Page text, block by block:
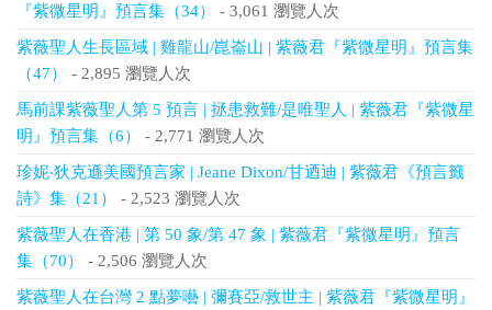
『紫微星明』預言集（34）
- 3,061 瀏覽人次
紫薇聖人生長區域 | 雞龍山/崑崙山 | 紫薇君『紫微星明』預言集
（47）
- 2,895 瀏覽人次
馬前課紫薇聖人第 5 預言 | 拯患救難/是唯聖人 | 紫薇君『紫微星
明』預言集（6）
- 2,771 瀏覽人次
珍妮‧狄克遜美國預言家 | Jeane Dixon/甘迺迪 | 紫薇君《預言籤
詩》集（21）
- 2,523 瀏覽人次
紫薇聖人在香港 | 第 50 象/第 47 象 | 紫薇君『紫微星明』預言
集（70）
- 2,506 瀏覽人次
紫薇聖人在台灣 2 點夢囈 | 彌賽亞/救世主 | 紫薇君『紫微星明』